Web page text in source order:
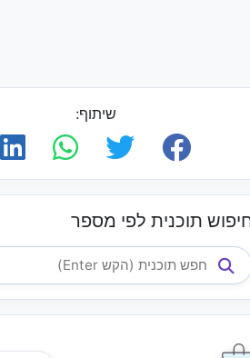
שיתוף:
תוכנית לפי מספר